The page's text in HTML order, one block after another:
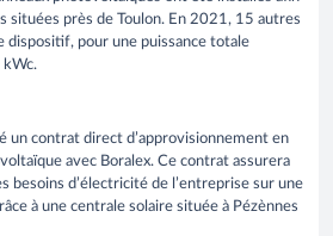
situées près de Toulon. En 2021, 15 autres
dispositif, pour une puissance totale
kWc.
un contrat direct d’approvisionnement en
avec Boralex. Ce contrat assurera
besoins d’électricité de l’entreprise sur une
à une centrale solaire située à Pézènnes